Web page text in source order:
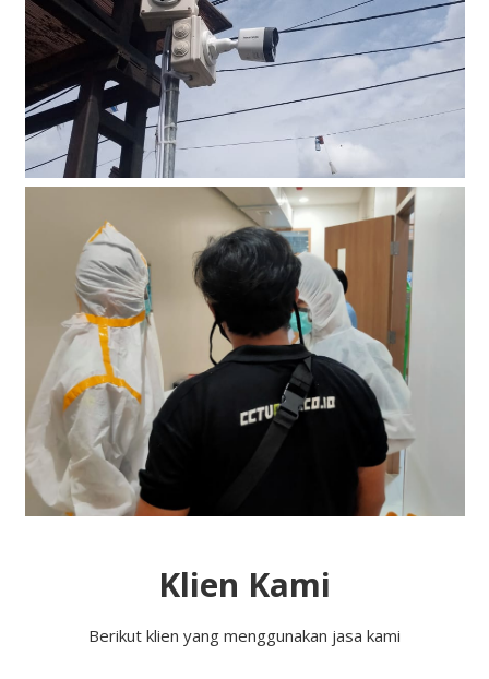
Klien Kami
Berikut klien yang menggunakan jasa kami